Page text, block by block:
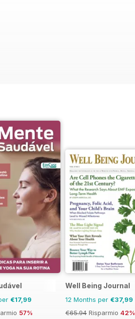
€17,99
57%
Well Being Journal
12 Months per €37,99
€65.94 Risparmio 42%